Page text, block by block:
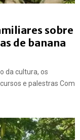
sobre
de banana
da cultura, os
e palestras Com